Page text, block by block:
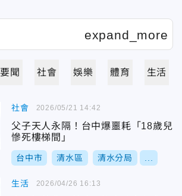
要聞 社會 娛樂 體育 生活
社會
父子天人永隔！台中爆噩耗「18歲兒
慘死樓梯間」
台中市 清水區 清水分局
2026/05/21 14:42
生活 2026/04/26 16:13